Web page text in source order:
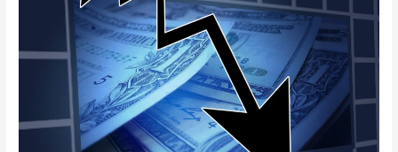
y
Manufacturing